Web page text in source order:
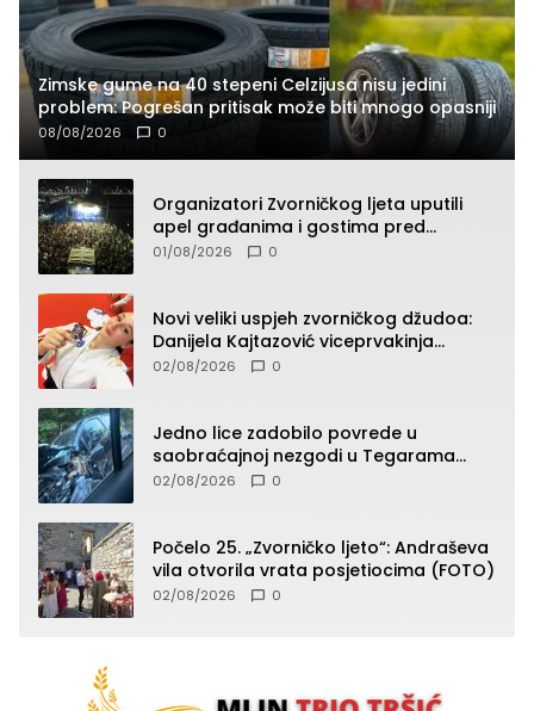
Zimske gume na 40 stepeni Celzijusa nisu jedini
problem: Pogrešan pritisak može biti mnogo opasniji
08/08/2026 0
Organizatori Zvorničkog ljeta uputili
apel građanima i gostima pred
početak koncertnog programa
01/08/2026 0
Novi veliki uspjeh zvorničkog džudoa:
Danijela Kajtazović viceprvakinja
Balkana u seniorskoj konkurenciji
02/08/2026 0
Jedno lice zadobilo povrede u
saobraćajnoj nezgodi u Tegarama
(FOTO)
02/08/2026 0
Počelo 25. „Zvorničko ljeto“: Andraševa
vila otvorila vrata posjetiocima (FOTO)
02/08/2026 0